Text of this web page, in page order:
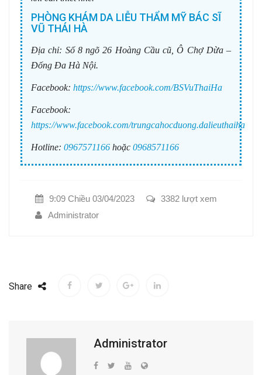
PHÒNG KHÁM DA LIỄU THẨM MỸ BÁC SĨ
VŨ THÁI HÀ
Địa chỉ: Số 8 ngõ 26 Hoàng Cầu cũ, Ô Chợ Dừa –
Đống Đa Hà Nội.
Facebook: https://www.facebook.com/BSVuThaiHa
Facebook:
https://www.facebook.com/trungcahocduong.dalieuthaiha
Hotline: 0967571166 hoặc 0968571166
9:09 Chiều 03/04/2023
3382 lượt xem
Administrator
Share
Administrator